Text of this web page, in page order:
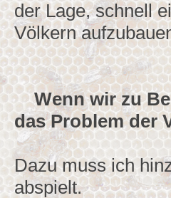
der Lage, schnell
Völkern
Wenn wir zu
das Problem der
Dazu muss ich
abspielt.